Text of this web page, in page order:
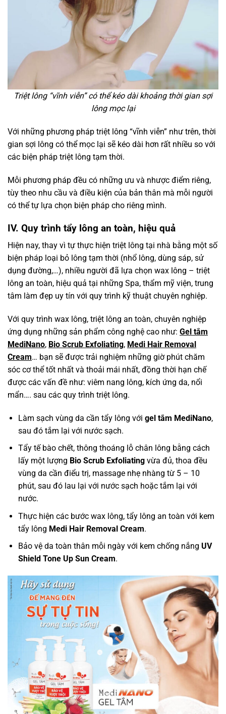
Triệt lông “vĩnh viễn” có thể kéo dài khoảng thời gian sợi
lông mọc lại
Với những phương pháp triệt lông “vĩnh viễn” như trên, thời
gian sợi lông có thể mọc lại sẽ kéo dài hơn rất nhiều so với
các biện pháp triệt lông tạm thời.
Mỗi phương pháp đều có những ưu và nhược điểm riêng,
tùy theo nhu cầu và điều kiện của bản thân mà mỗi người
có thể tự lựa chọn biện pháp cho riêng mình.
IV. Quy trình tẩy lông an toàn, hiệu quả
Hiện nay, thay vì tự thực hiện triệt lông tại nhà bằng một số
biện pháp loại bỏ lông tạm thời (nhổ lông, dùng sáp, sử
dụng đường,…), nhiều người đã lựa chọn wax lông – triệt
lông an toàn, hiệu quả tại những Spa, thẩm mỹ viện, trung
tâm làm đẹp uy tín với quy trình kỹ thuật chuyên nghiệp.
Với quy trình wax lông, triệt lông an toàn, chuyên nghiệp
ứng dụng những sản phẩm công nghệ cao như: Gel tắm
MediNano, Bio Scrub Exfoliating, Medi Hair Removal
Cream… bạn sẽ được trải nghiệm những giờ phút chăm
sóc cơ thể tốt nhất và thoải mái nhất, đồng thời hạn chế
được các vấn đề như: viêm nang lông, kích ứng da, nổi
mẩn…. sau các quy trình triệt lông.
Làm sạch vùng da cần tẩy lông với gel tắm MediNano,
sau đó tắm lại với nước sạch.
Tẩy tế bào chết, thông thoáng lỗ chân lông bằng cách
lấy một lượng Bio Scrub Exfoliatingvừa đủ, thoa đều
vùng da cần điểu trị, massage nhẹ nhàng từ 5 – 10
phút, sau đó lau lại với nước sạch hoặc tắm lại với
nước.
Thực hiện các bước wax lông, tẩy lông an toàn với kem
tẩy lông Medi Hair Removal Cream.
Bảo vệ da toàn thân mỗi ngày với kem chống nắng UV
Shield Tone Up Sun Cream.